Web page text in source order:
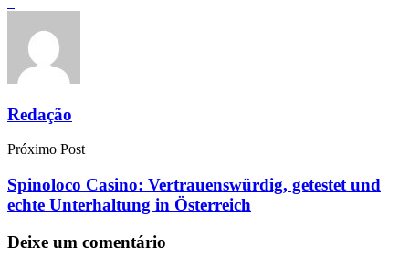
Redação
Próximo Post
Spinoloco Casino: Vertrauenswürdig, getestet und
echte Unterhaltung in Österreich
Deixe um comentário